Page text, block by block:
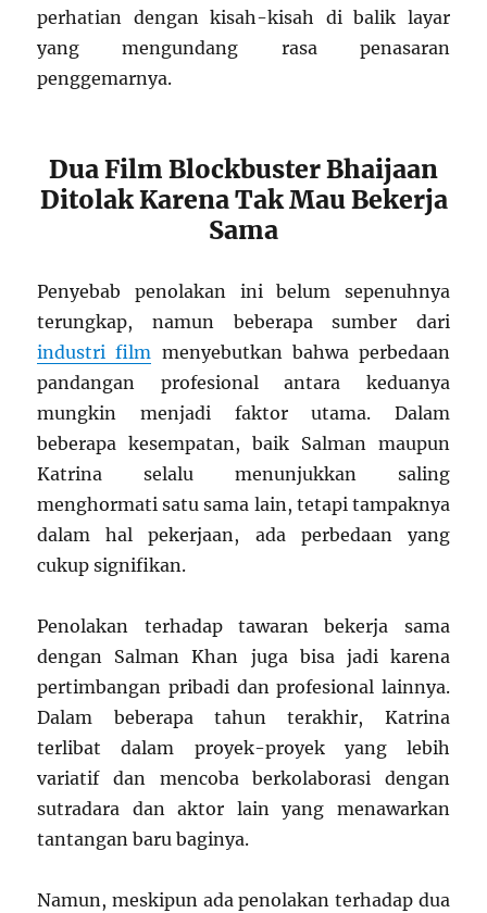
perhatian dengan kisah-kisah di balik layar
yang mengundang rasa penasaran
penggemarnya.
Dua Film Blockbuster Bhaijaan
Ditolak Karena Tak Mau Bekerja
Sama
Penyebab penolakan ini belum sepenuhnya
terungkap, namun beberapa sumber dari
industri film menyebutkan bahwa perbedaan
pandangan profesional antara keduanya
mungkin menjadi faktor utama. Dalam
beberapa kesempatan, baik Salman maupun
Katrina selalu menunjukkan saling
menghormati satu sama lain, tetapi tampaknya
dalam hal pekerjaan, ada perbedaan yang
cukup signifikan.
Penolakan terhadap tawaran bekerja sama
dengan Salman Khan juga bisa jadi karena
pertimbangan pribadi dan profesional lainnya.
Dalam beberapa tahun terakhir, Katrina
terlibat dalam proyek-proyek yang lebih
variatif dan mencoba berkolaborasi dengan
sutradara dan aktor lain yang menawarkan
tantangan baru baginya.
Namun, meskipun ada penolakan terhadap dua